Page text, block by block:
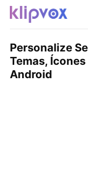
Personalize
Temas, Ícones
Android